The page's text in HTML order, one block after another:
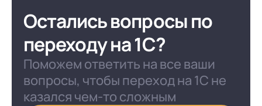
Остались вопросы по
переходу на 1С?
Поможем ответить на все ваши
вопросы, чтобы переход на 1С не
казался чем-то сложным